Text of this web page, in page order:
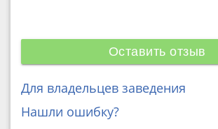
Оставить отзыв
Для владельцев заведения
Нашли ошибку?